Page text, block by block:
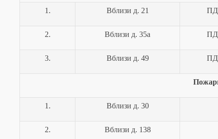
1. Вблизи д. 21 ПД
2. Вблизи д. 35а ПД
3. Вблизи д. 49 ПД
1. Вблизи д. 30
2. Вблизи д. 138